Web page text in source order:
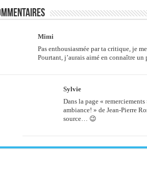
Mimi
Pas enthousiasmée par ta critique, je
Pourtant, j’aurais aimé en connaître un
Sylvie
Dans la page «
ambiance! » de Jean-Pierre
source… 😉